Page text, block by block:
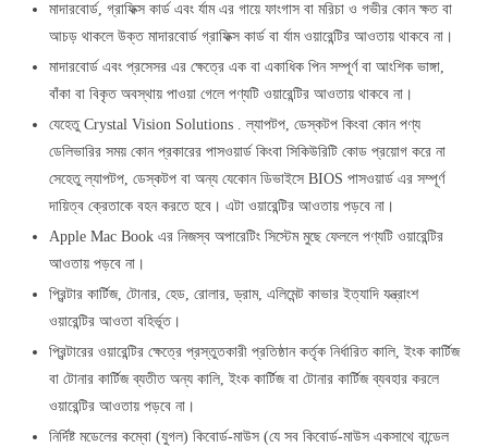
মাদারবোর্ড, গ্রাফিক্স কার্ড এবং র্যাম এর গায়ে ফাংগাস বা মরিচা ও গভীর কোন ক্ষত বা
আচড় থাকলে উক্ত মাদারবোর্ড গ্রাফিক্স কার্ড বা র্যাম ওয়ারেন্টির আওতায় থাকবে না।
মাদারবোর্ড এবং প্রসেসর এর ক্ষেত্রে এক বা একাধিক পিন সম্পূর্ণ বা আংশিক ভাঙ্গা,
বাঁকা বা বিকৃত অবস্থায় পাওয়া গেলে পণ্যটি ওয়ারেন্টির আওতায় থাকবে না।
যেহেতু Crystal Vision Solutions . ল্যাপটপ, ডেস্কটপ কিংবা কোন পণ্য
ডেলিভারির সময় কোন প্রকারের পাসওয়ার্ড কিংবা সিকিউরিটি কোড প্রয়োগ করে না
সেহেতু ল্যাপটপ, ডেস্কটপ বা অন্য যেকোন ডিভাইসে BIOS পাসওয়ার্ড এর সম্পূর্ণ
দায়িত্ব ক্রেতাকে বহন করতে হবে। এটা ওয়ারেন্টির আওতায় পড়বে না।
Apple Mac Book এর নিজস্ব অপারেটিং সিস্টেম মুছে ফেললে পণ্যটি ওয়ারেন্টির
আওতায় পড়বে না।
প্রিন্টার কার্টিজ, টোনার, হেড, রোলার, ড্রাম, এলিমেন্ট কাভার ইত্যাদি যন্ত্রাংশ
ওয়ারেন্টির আওতা বহির্ভূত।
প্রিন্টারের ওয়ারেন্টির ক্ষেত্রে প্রস্তুতকারী প্রতিষ্ঠান কর্তৃক নির্ধারিত কালি, ইংক কার্টিজ
বা টোনার কার্টিজ ব্যতীত অন্য কালি, ইংক কার্টিজ বা টোনার কার্টিজ ব্যবহার করলে
ওয়ারেন্টির আওতায় পড়বে না।
নির্দিষ্ট মডেলের কম্বো (যুগল) কিবোর্ড-মাউস (যে সব কিবোর্ড-মাউস একসাথে বান্ডেল